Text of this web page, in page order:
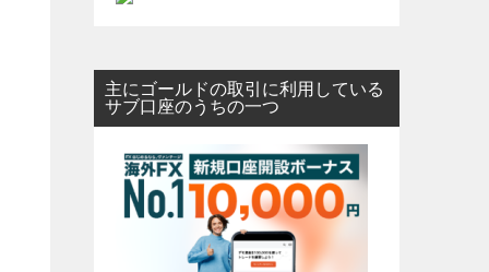
主にゴールドの取引に利用している
サブ口座のうちの一つ